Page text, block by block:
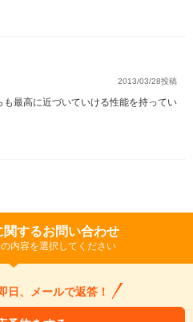
2013/03/28投稿
最高に近づいていける性能を持ってい
関するお問い合わせ
内容を選択してください
日、メールで返答！